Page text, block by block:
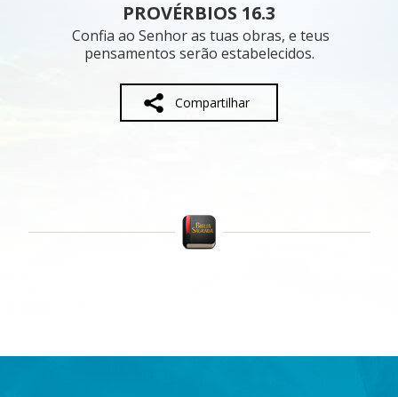
Blog
Sobre
PROVÉRBIOS 16.3
Confia ao Senhor as tuas obras, e teus
pensamentos serão estabelecidos.
Compartilhar